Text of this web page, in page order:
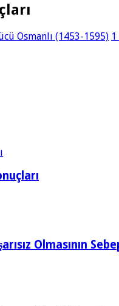
Osmanlı (1453-1595)
Olmasının